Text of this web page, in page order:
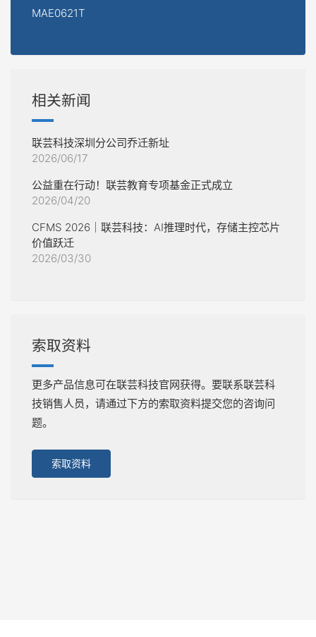
MAE0621T
相关新闻
联芸科技深圳分公司乔迁新址
2026/06/17
公益重在行动！联芸教育专项基金正式成立
2026/04/20
CFMS 2026｜联芸科技：AI推理时代，存储主控芯片
价值跃迁
2026/03/30
索取资料
更多产品信息可在联芸科技官网获得。要联系联芸科
技销售人员，请通过下方的索取资料提交您的咨询问
题。
索取资料